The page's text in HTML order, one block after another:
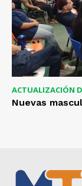
ACTUALIZACIÓN
Nuevas